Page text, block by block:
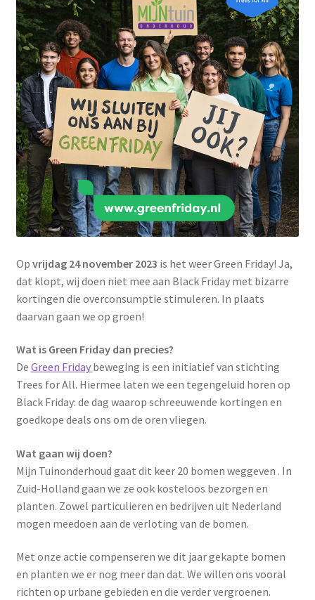
Contact
Booking Search
Op vrijdag 24 november 2023 is het weer Green Friday! Ja,
dat klopt, wij doen niet mee aan Black Friday met bizarre
kortingen die overconsumptie stimuleren. In plaats
daarvan gaan we op groen!
Wat is Green Friday dan precies?
De Green Friday beweging is een initiatief van stichting
Trees for All. Hiermee laten we een tegengeluid horen op
Black Friday: de dag waarop schreeuwende kortingen en
goedkope deals ons om de oren vliegen.
Wat gaan wij doen?
Mijn Tuinonderhoud gaat dit keer 20 bomen weggeven . In
Zuid-Holland gaan we ze ook kosteloos bezorgen en
planten. Zowel particulieren en bedrijven uit Nederland
mogen meedoen aan de verloting van de bomen.
Met onze actie compenseren we dit jaar gekapte bomen
en planten we er nog meer dan dat. We willen ons vooral
richten op urbane gebieden en die verder vergroenen.